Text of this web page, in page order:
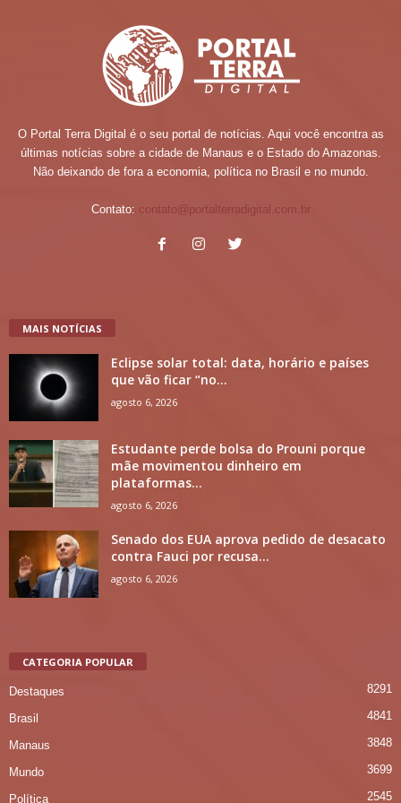
O Portal Terra Digital é o seu portal de notícias. Aqui você encontra as
últimas notícias sobre a cidade de Manaus e o Estado do Amazonas.
Não deixando de fora a economia, política no Brasil e no mundo.
Contato: contato@portalterradigital.com.br
MAIS NOTÍCIAS
Eclipse solar total: data, horário e países
que vão ficar “no...
agosto 6, 2026
Estudante perde bolsa do Prouni porque
mãe movimentou dinheiro em
plataformas...
agosto 6, 2026
Senado dos EUA aprova pedido de desacato
contra Fauci por recusa...
agosto 6, 2026
CATEGORIA POPULAR
Destaques 8291
Brasil 4841
Manaus 3848
Mundo 3699
Política 2545